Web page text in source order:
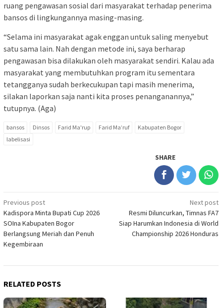
ruang pengawasan sosial dari masyarakat terhadap penerima
bansos di lingkungannya masing-masing.
“Selama ini masyarakat agak enggan untuk saling menyebut
satu sama lain. Nah dengan metode ini, saya berharap
pengawasan bisa dilakukan oleh masyarakat sendiri. Kalau ada
masyarakat yang membutuhkan program itu sementara
tetangganya sudah berkecukupan tapi masih menerima,
silakan laporkan saja nanti kita proses penanganannya,”
tutupnya. (Aga)
bansos Dinsos Farid Ma'rup Farid Ma’ruf
Kabupaten Bogor
labelisasi
SHARE
Post
navigation
Previous post
Kadispora Minta Bupati Cup 2026
SOIna Kabupaten Bogor
Berlangsung Meriah dan Penuh
Kegembiraan
Next post
Resmi Diluncurkan, Timnas FA7
Siap Harumkan Indonesia di World
Championship 2026 Honduras
RELATED POSTS